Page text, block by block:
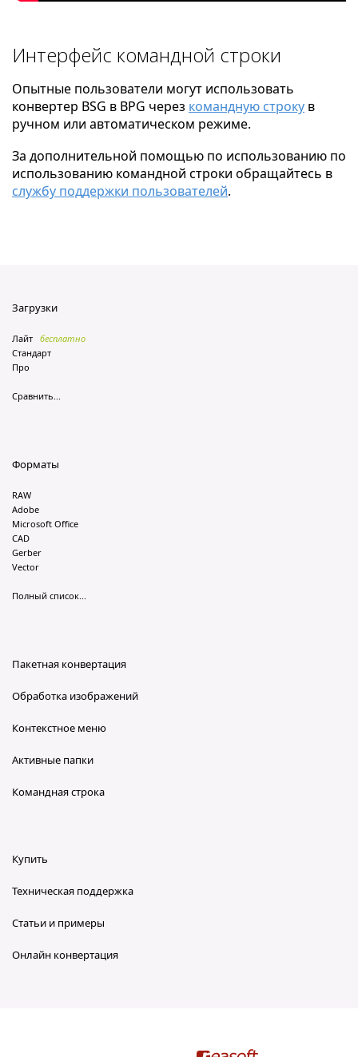
Интерфейс командной строки
Опытные пользователи могут использовать
конвертер BSG в BPG через командную строку в
ручном или автоматическом режиме.
За дополнительной помощью по использованию по
использованию командной строки обращайтесь в
службу поддержки пользователей.
Загрузки
Лайт бесплатно
Стандарт
Про
Сравнить...
Форматы
RAW
Adobe
Microsoft Office
CAD
Gerber
Vector
Полный список...
Пакетная конвертация
Обработка изображений
Контекстное меню
Активные папки
Командная строка
Купить
Техническая поддержка
Статьи и примеры
Онлайн конвертация